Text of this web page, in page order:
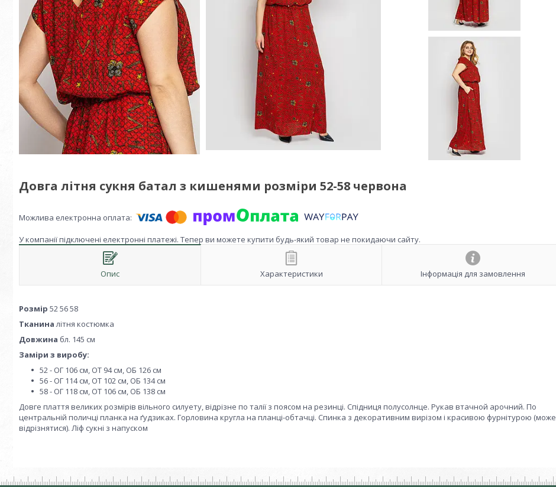
Довга літня сукня батал з кишенями розміри 52-58 червона
У компанії підключені електронні платежі. Тепер ви можете купити будь-який товар не покидаючи сайту.
Опис Характеристики Інформація для замовлення
Розмір 52 56 58
Тканиналітня костюмка
Довжина бл. 145 см
Заміри з виробу:
52 - ОГ 106 см, ОТ 94 см, ОБ 126 см
56 - ОГ 114 см, ОТ 102 см, ОБ 134 см
58 - ОГ 118 см, ОТ 106 см, ОБ 138 см
Довге плаття великих розмірів вільного силуету, відрізне по талії з поясом на резинці. Спідниця полусолнце. Рукав втачной арочний. По
центральній поличці планка на ґудзиках. Горловина кругла на планці-обтачці. Спинка з декоративним вирізом і красивою фурнітурою (може
відрізнятися). Ліф сукні з напуском